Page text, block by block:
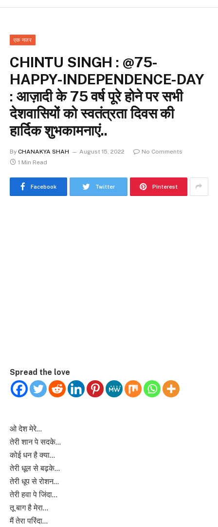
एक नजर
CHINTU SINGH : @75-
HAPPY-INDEPENDENCE-DAY
: आज़ादी के 75 वर्ष पूरे होने पर सभी
देशवासियों को स्वतंत्रता दिवस की
हार्दिक शुभकामनाएं..
By CHANAKYA SHAH August 15, 2022
No Comments
1 Min Read
Facebook Twitter Pinterest
Spread the love
ओ देश मेरे…
तेरी शान पे सदके…
कोई धन है क्या…
तेरी धूल से बढ़के…
तेरी धूप से रोशन…
तेरी हवा पे जिंदा…
तू बाग है मेरा…
मैं तेरा परिंदा…